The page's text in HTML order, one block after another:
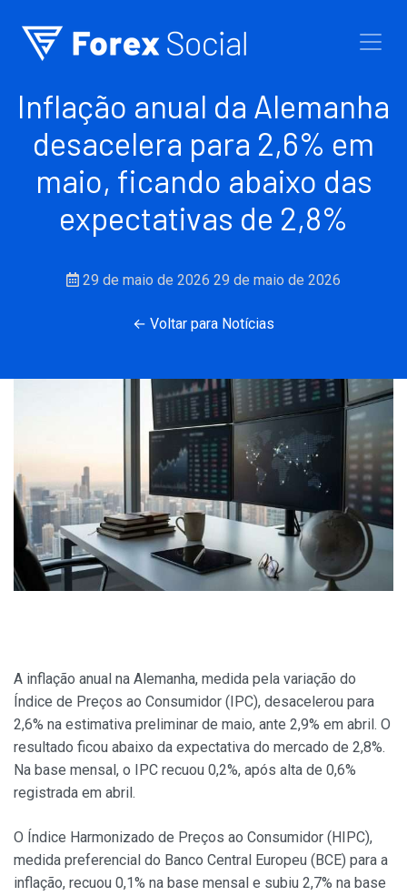
Inflação anual da Alemanha
desacelera para 2,6% em
maio, ficando abaixo das
expectativas de 2,8%
29 de maio de 2026 29 de maio de 2026
← Voltar para Notícias
A inflação anual na Alemanha, medida pela variação do
Índice de Preços ao Consumidor (IPC), desacelerou para
2,6% na estimativa preliminar de maio, ante 2,9% em abril. O
resultado ficou abaixo da expectativa do mercado de 2,8%.
Na base mensal, o IPC recuou 0,2%, após alta de 0,6%
registrada em abril.
O Índice Harmonizado de Preços ao Consumidor (HIPC),
medida preferencial do Banco Central Europeu (BCE) para a
inflação, recuou 0,1% na base mensal e subiu 2,7% na base